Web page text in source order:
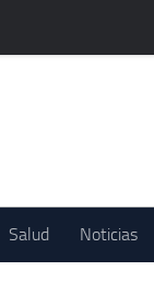
Salud Noticias